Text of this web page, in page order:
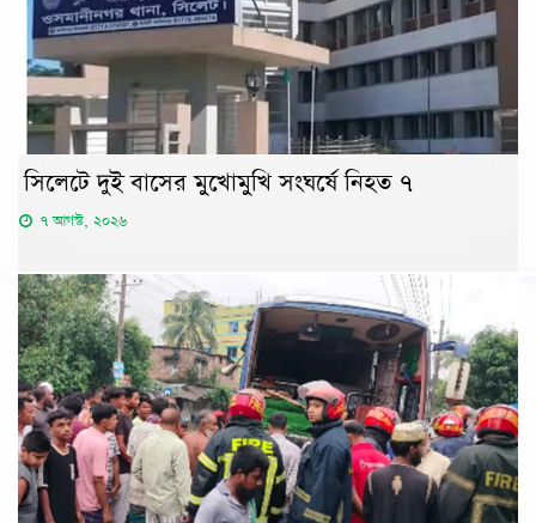
সিলেটে দুই বাসের মুখোমুখি সংঘর্ষে নিহত ৭
৭ আগস্ট, ২০২৬